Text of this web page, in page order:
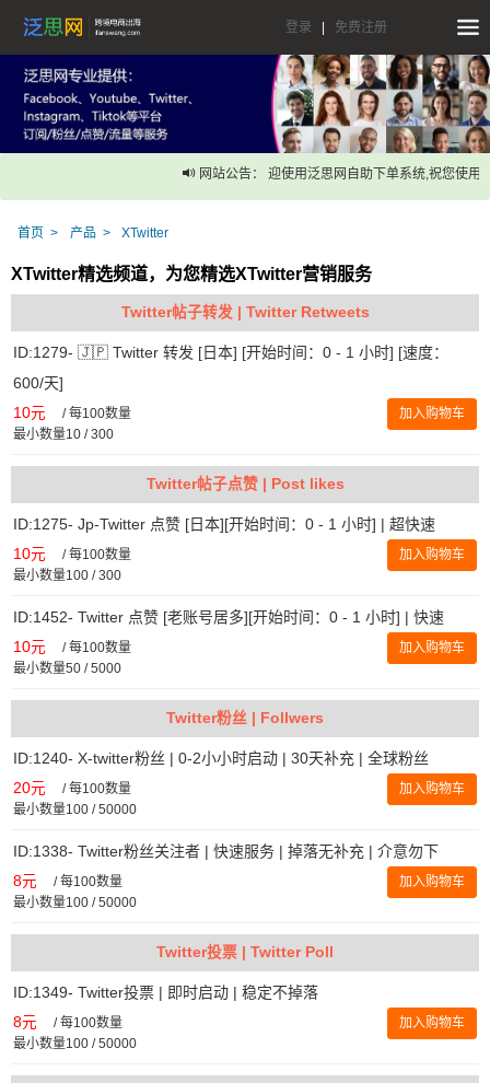
登录 免费注册
网站公告： 迎使用泛思网自助下单系统,祝您使用愉
首页 产品 XTwitter
XTwitter精选频道，为您精选XTwitter营销服务
Twitter帖子转发 | Twitter Retweets
ID:1279- 🇯🇵 Twitter 转发 [日本] [开始时间：0 - 1 小时] [速度：
600/天]
10元 /每100数量
最小数量10 / 300
加入购物车
Twitter帖子点赞 | Post likes
ID:1275- Jp-Twitter 点赞 [日本][开始时间：0 - 1 小时] | 超快速
10元 /每100数量
最小数量100 / 300
加入购物车
ID:1452- Twitter 点赞 [老账号居多][开始时间：0 - 1 小时] | 快速
10元 /每100数量
最小数量50 / 5000
加入购物车
Twitter粉丝 | Follwers
ID:1240- X-twitter粉丝 | 0-2小小时启动 | 30天补充 | 全球粉丝
20元 /每100数量
最小数量100 / 50000
加入购物车
ID:1338- Twitter粉丝关注者 | 快速服务 | 掉落无补充 | 介意勿下
8元 /每100数量
最小数量100 / 50000
加入购物车
Twitter投票 | Twitter Poll
ID:1349- Twitter投票 | 即时启动 | 稳定不掉落
8元 /每100数量
最小数量100 / 50000
加入购物车